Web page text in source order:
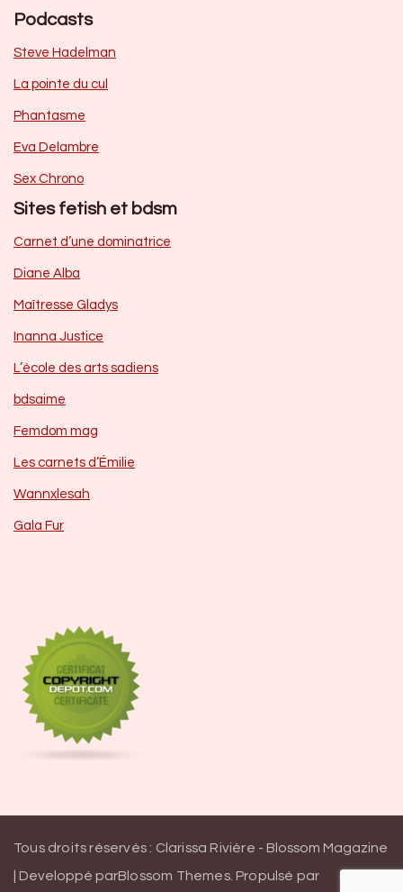
Podcasts
Steve Hadelman
La pointe du cul
Phantasme
Eva Delambre
Sex Chrono
Sites fetish et bdsm
Carnet d’une dominatrice
Diane Alba
Maîtresse Gladys
Inanna Justice
L’école des arts sadiens
bdsaime
Femdom mag
Les carnets d’Émilie
Wannxlesah
Gala Fur
Tous droits réservés : Clarissa Rivière - Blossom Magazine
| Developpé parBlossom Themes. Propulsé par